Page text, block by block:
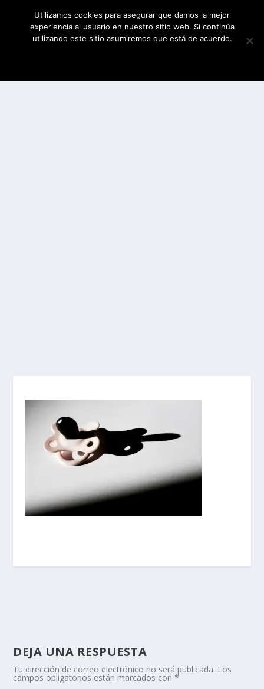
DEJA UNA RESPUESTA
Tu dirección de correo electrónico no será publicada. Los
campos obligatorios están marcados con*
Utilizamos cookies para asegurar que damos la mejor
experiencia al usuario en nuestro sitio web. Si continúa
utilizando este sitio asumiremos que está de acuerdo.